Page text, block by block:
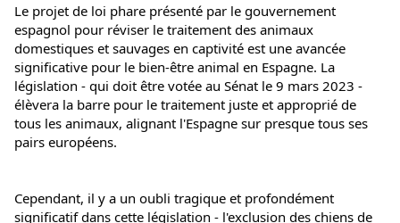
Le projet de loi phare présenté par le gouvernement
espagnol pour réviser le traitement des animaux
domestiques et sauvages en captivité est une avancée
significative pour le bien-être animal en Espagne. La
législation - qui doit être votée au Sénat le 9 mars 2023 -
élèvera la barre pour le traitement juste et approprié de
tous les animaux, alignant l'Espagne sur presque tous ses
pairs européens.
Cependant, il y a un oubli tragique et profondément
significatif dans cette législation - l'exclusion des chiens de